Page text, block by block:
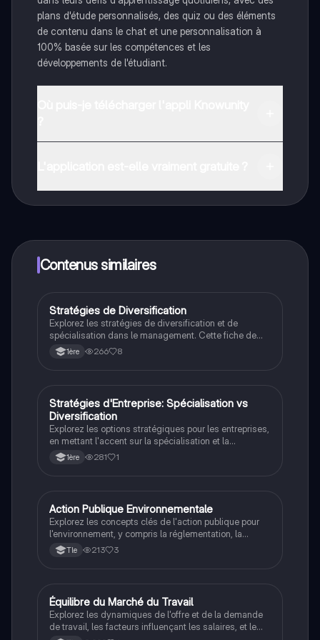
plans d'étude personnalisés, des quiz ou des éléments
de contenu dans le chat et une personnalisation à
100% basée sur les compétences et les
développements de l'étudiant.
limites!
Contenus similaires
STMG
Stratégies de Diversification
Explorez les stratégies de diversification et de
spécialisation dans le management. Cette fiche de
révision aborde les avantages et les risques associés
à chaque approche, ainsi que les types de
approfondir leur compréhension des options
stratégiques.
1ère 266 8
STMG
Stratégies d'Entreprise: Spécialisation vs
Diversification
Explorez les options stratégiques pour les entreprises,
en mettant l'accent sur la spécialisation et la
diversification. Ce résumé aborde les avantages et
inconvénients de chaque approche, ainsi que leur
comprendre les dynamiques stratégiques.
1ère 281 1
SES
Action Publique Environnementale
Explorez les concepts clés de l'action publique pour
l'environnement, y compris la réglementation, la
taxation, les subventions, et la gouvernance multi-
niveaux. Ce résumé couvre les définitions
contenu : résumé.
Tle 213 3
STMG
Équilibre du Marché du Travail
Explorez les dynamiques de l'offre et de la demande
de travail, les facteurs influençant les salaires, et le